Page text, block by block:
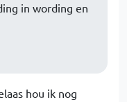
in wording en
hou ik nog